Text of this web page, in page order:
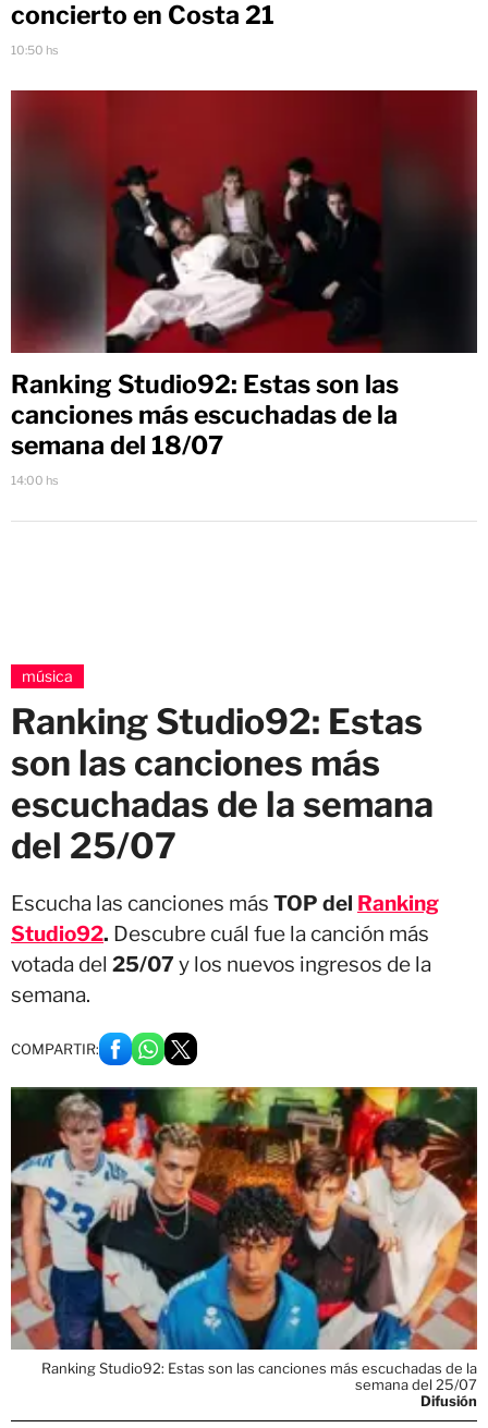
concierto en Costa 21
10:50 hs
Ranking Studio92: Estas son las
canciones más escuchadas de la
semana del 18/07
14:00 hs
música
Ranking Studio92: Estas
son las canciones más
escuchadas de la semana
del 25/07
Escucha las canciones más TOP del Ranking
Studio92. Descubre cuál fue la canción más
votada del 25/07 y los nuevos ingresos de la
semana.
COMPARTIR:
Ranking Studio92: Estas son las canciones más escuchadas de la
semana del 25/07
Difusión